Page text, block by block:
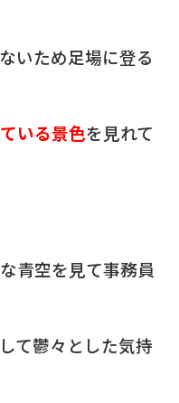
いため足場に登る
いる景色を見れて
青空を見て事務員
て鬱々とした気持